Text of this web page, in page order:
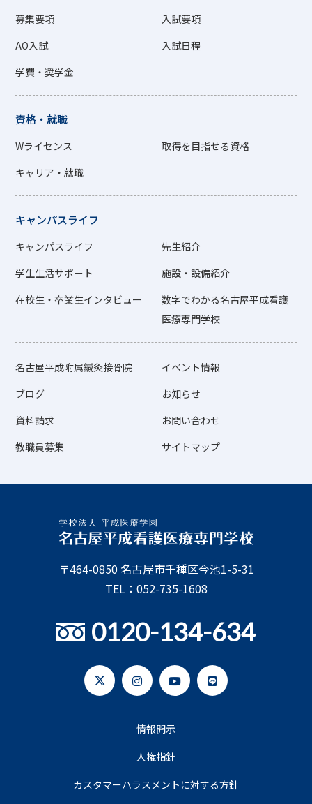
募集要項
入試要項
AO入試
入試日程
学費・奨学金
資格・就職
Wライセンス
取得を目指せる資格
キャリア・就職
キャンパスライフ
キャンパスライフ
先生紹介
学生生活サポート
施設・設備紹介
在校生・卒業生インタビュー
数字でわかる名古屋平成看護
医療専門学校
名古屋平成附属鍼灸接骨院
イベント情報
ブログ
お知らせ
資料請求
お問い合わせ
教職員募集
サイトマップ
〒464-0850 名古屋市千種区今池1-5-31
TEL：052-735-1608
0120-134-634
情報開示
人権指針
カスタマーハラスメントに対する方針